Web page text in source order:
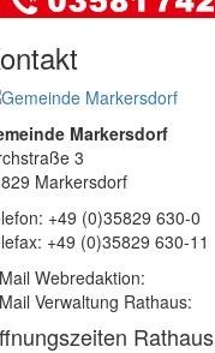
Markersdorf
3
Markersdorf
+49 (0)35829 630-0
+49 (0)35829 630-11
Webredaktion:
Verwaltung Rathaus:
Rathaus